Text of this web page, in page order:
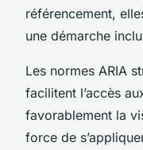
référencement,
une démarche
Les normes ARIA
facilitent l’accès
favorablement la
force de